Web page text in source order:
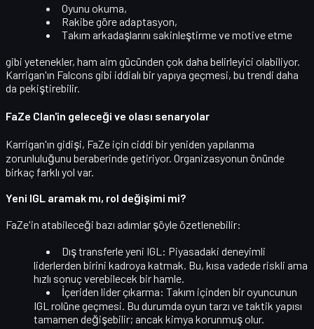
Oyunu okuma,
Rakibe göre adaptasyon,
Takım arkadaşlarını sakinleştirme ve motive etme
gibi yetenekler, ham aim gücünden çok daha belirleyici olabiliyor.
Karrigan'ın Falcons gibi iddialı bir yapıya geçmesi, bu trendi daha
da pekiştirebilir.
FaZe Clan'in geleceği ve olası senaryolar
Karrigan'ın gidişi, FaZe için ciddi biryeniden yapılanma
zorunluluğunu beraberinde getiriyor. Organizasyonun önünde
birkaç farklı yol var.
Yeni IGL aramak mı, rol değişimi mi?
FaZe'in atabileceği bazı adımlar şöyle özetlenebilir:
Dış transferle yeni IGL: Piyasadaki deneyimli
liderlerden birini kadroya katmak. Bu, kısa vadede riskli ama
hızlı sonuç verebilecek bir hamle.
İçeriden lider çıkarma: Takım içinden bir oyuncunun
IGL rolüne geçmesi. Bu durumda oyun tarzı ve taktik yapısı
tamamen değişebilir; ancak kimya korunmuş olur.